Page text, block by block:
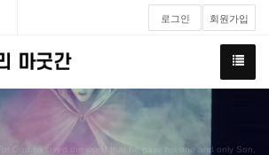
로그인 회원가입
For God so loved the world that he gave his one and only Son,